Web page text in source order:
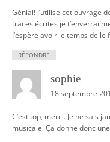
Génial! J’utilise cet ouvrage
traces écrites je t’enverrai
J’espère avoir le temps de
RÉPONDRE
sophie
18 septembre
C’est top, merci. Je ne sais
musicale. Ça donne donc